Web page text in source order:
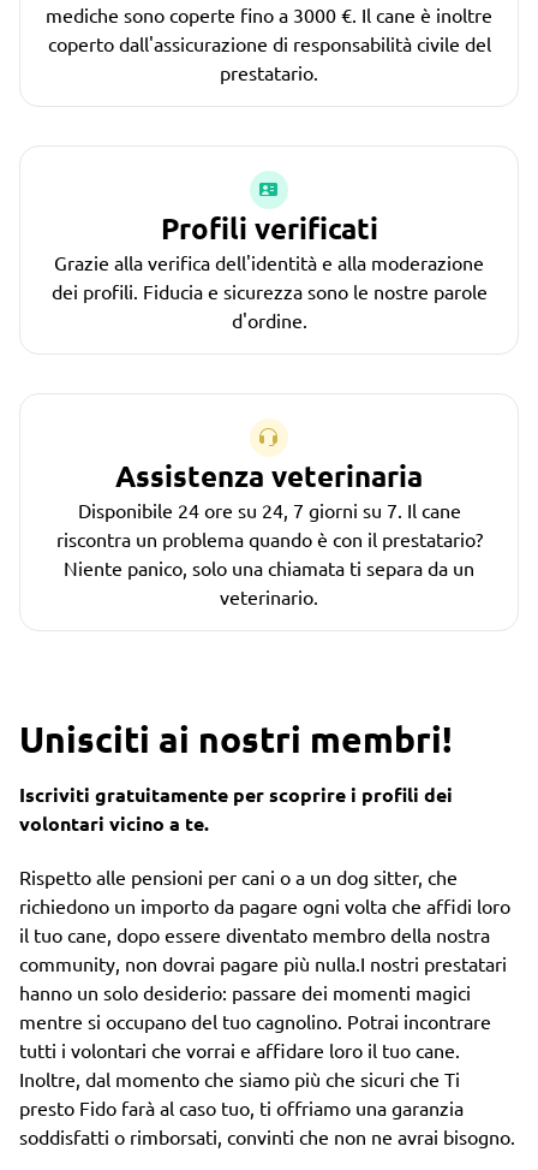
mediche sono coperte fino a 3000 €. Il cane è inoltre
coperto dall'assicurazione di responsabilità civile del
prestatario.
Profili verificati
Grazie alla verifica dell'identità e alla moderazione
dei profili. Fiducia e sicurezza sono le nostre parole
d'ordine.
Assistenza veterinaria
Disponibile 24 ore su 24, 7 giorni su 7. Il cane
riscontra un problema quando è con il prestatario?
Niente panico, solo una chiamata ti separa da un
veterinario.
Unisciti ai nostri membri!
Iscriviti gratuitamente per scoprire i profili dei
volontari vicino a te.
Rispetto alle pensioni per cani o a un dog sitter, che
richiedono un importo da pagare ogni volta che affidi loro
il tuo cane, dopo essere diventato membro della nostra
community, non dovrai pagare più nulla.I nostri prestatari
hanno un solo desiderio: passare dei momenti magici
mentre si occupano del tuo cagnolino. Potrai incontrare
tutti i volontari che vorrai e affidare loro il tuo cane.
Inoltre, dal momento che siamo più che sicuri che Ti
presto Fido farà al caso tuo, ti offriamo una garanzia
soddisfatti o rimborsati, convinti che non ne avrai bisogno.